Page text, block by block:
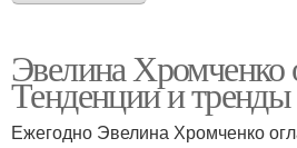
Луки для полных
женщин
Эвелина Хромченко
Тенденции и тренды
Ежегодно Эвелина Хромченко